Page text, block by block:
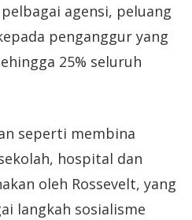
agensi, peluang
penganggur yang
25% seluruh
seperti membina
hospital dan
oleh Rossevelt, yang
langkah sosialisme